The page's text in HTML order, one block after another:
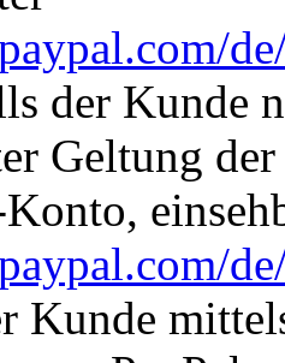
der Kunde
Geltung
Kunde